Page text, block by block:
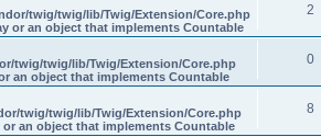
twig/twig/lib/Twig/Extension/Core.php
or an object that implements Countable
2
twig/twig/lib/Twig/Extension/Core.php
an object that implements Countable
0
twig/twig/lib/Twig/Extension/Core.php
an object that implements Countable
8